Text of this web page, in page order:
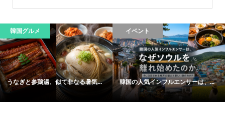
韓国グルメ
うなぎと参鶏湯、似て非なる暑気...
イベント
韓国の人気インフルエンサーは、...